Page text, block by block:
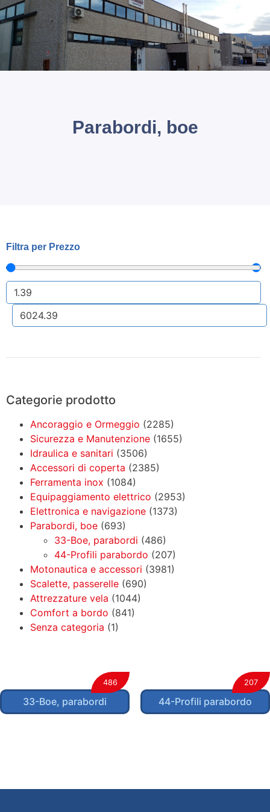
Prodotti
Parabordi, boe
Filtra per Prezzo
Categorie prodotto
Ancoraggio e Ormeggio (2285)
Sicurezza e Manutenzione (1655)
Idraulica e sanitari (3506)
Accessori di coperta (2385)
Ferramenta inox (1084)
Equipaggiamento elettrico (2953)
Elettronica e navigazione (1373)
Parabordi, boe (693)
33-Boe, parabordi (486)
44-Profili parabordo (207)
Motonautica e accessori (3981)
Scalette, passerelle (690)
Attrezzature vela (1044)
Comfort a bordo (841)
Senza categoria (1)
33-Boe, parabordi
486
44-Profili parabordo
207